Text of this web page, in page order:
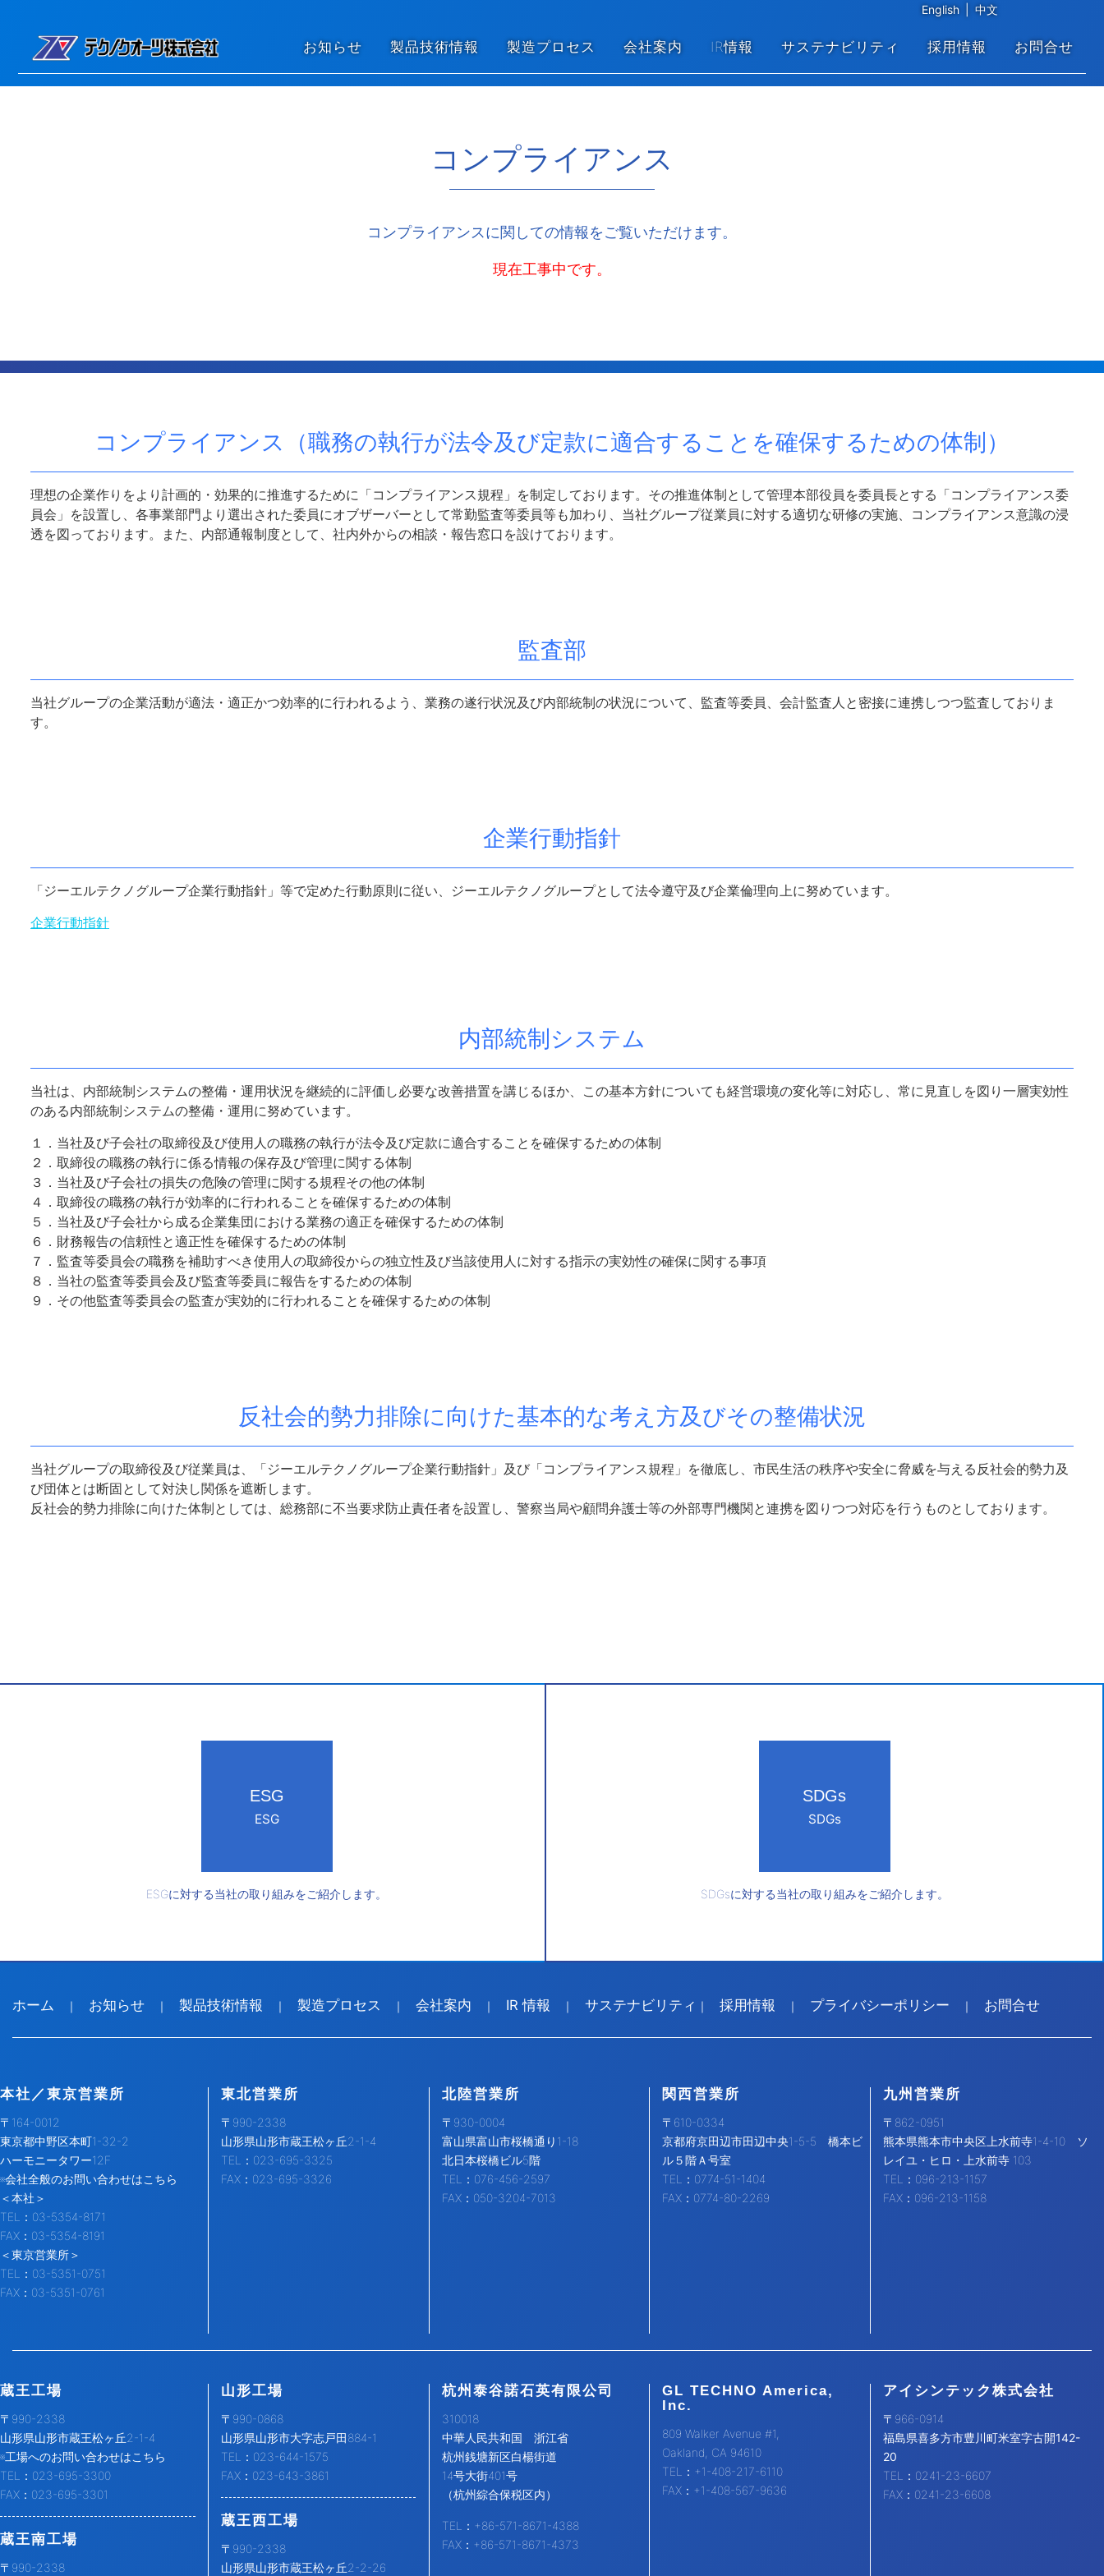
English
中文
お知らせ 製品技術情報 製造プロセス 会社案内 IR情報 サステナビリティ 採用情報 お問合せ
コンプライアンス
コンプライアンスに関しての情報をご覧いただけます。
現在工事中です。
コンプライアンス（職務の執行が法令及び定款に適合することを確保するための体制）
理想の企業作りをより計画的・効果的に推進するために「コンプライアンス規程」を制定しております。その推進体制として管理本部役員を委員長とする「コンプライアンス委
員会」を設置し、各事業部門より選出された委員にオブザーバーとして常勤監査等委員等も加わり、当社グループ従業員に対する適切な研修の実施、コンプライアンス意識の浸
透を図っております。また、内部通報制度として、社内外からの相談・報告窓口を設けております。
監査部
当社グループの企業活動が適法・適正かつ効率的に行われるよう、業務の遂行状況及び内部統制の状況について、監査等委員、会計監査人と密接に連携しつつ監査しておりま
す。
企業行動指針
「ジーエルテクノグループ企業行動指針」等で定めた行動原則に従い、 ジーエルテクノグループとして法令遵守及び企業倫理向上に努めています。
企業行動指針
内部統制システム
当社は、内部統制システムの整備・運用状況を継続的に評価し必要な改善措置を講じるほか、この基本方針についても経営環境の変化等に対応し、常に見直しを図り一層実効性
のある内部統制システムの整備・運用に努めています。
１．当社及び子会社の取締役及び使用人の職務の執行が法令及び定款に適合することを確保するための体制
２．取締役の職務の執行に係る情報の保存及び管理に関する体制
３．当社及び子会社の損失の危険の管理に関する規程その他の体制
４．取締役の職務の執行が効率的に行われることを確保するための体制
５．当社及び子会社から成る企業集団における業務の適正を確保するための体制
６．財務報告の信頼性と適正性を確保するための体制
７．監査等委員会の職務を補助すべき使用人の取締役からの独立性及び当該使用人に対する指示の実効性の確保に関する事項
８．当社の監査等委員会及び監査等委員に報告をするための体制
９．その他監査等委員会の監査が実効的に行われることを確保するための体制
反社会的勢力排除に向けた基本的な考え方及びその整備状況
当社グループの取締役及び従業員は、「ジーエルテクノグループ企業行動指針」及び「コンプライアンス規程」を徹底し、市民生活の秩序や安全に脅威を与える反社会的勢力及
び団体とは断固として対決し関係を遮断します。
反社会的勢力排除に向けた体制としては、総務部に不当要求防止責任者を設置し、警察当局や顧問弁護士等の外部専門機関と連携を図りつつ対応を行うものとしております。
ESG
ESG
ESGに対する当社の取り組みをご紹介します。
SDGs
SDGs
SDGsに対する当社の取り組みをご紹介します。
ホーム ｜ お知らせ ｜ 製品技術情報 ｜ 製造プロセス ｜ 会社案内 ｜ IR 情報 ｜ サステナビリティ ｜ 採用情報 ｜ プライバシーポリシー ｜ お問合せ
本社／東京営業所
〒164-0012
東京都中野区本町1-32-2
ハーモニータワー12F
※会社全般のお問い合わせはこちら
＜本社＞
TEL：03-5354-8171
FAX：03-5354-8191
＜東京営業所＞
TEL：03-5351-0751
FAX：03-5351-0761
東北営業所
〒990-2338
山形県山形市蔵王松ヶ丘2-1-4
TEL：023-695-3325
FAX：023-695-3326
北陸営業所
〒930-0004
富山県富山市桜橋通り1-18
北日本桜橋ビル5階
TEL：076-456-2597
FAX：050-3204-7013
関西営業所
〒610-0334
京都府京田辺市田辺中央1-5-5 橋本ビ
ル５階Ａ号室
TEL：0774-51-1404
FAX：0774-80-2269
九州営業所
〒862-0951
熊本県熊本市中央区上水前寺1-4-10 ソ
レイユ・ヒロ・上水前寺 103
TEL：096-213-1157
FAX：096-213-1158
蔵王工場
〒990-2338
山形県山形市蔵王松ヶ丘2-1-4
※工場へのお問い合わせはこちら
TEL：023-695-3300
FAX：023-695-3301
蔵王南工場
〒990-2338
山形工場
〒990-0868
山形県山形市大字志戸田884-1
TEL：023-644-1575
FAX：023-643-3861
蔵王西工場
〒990-2338
山形県山形市蔵王松ヶ丘2-2-26
杭州泰谷諾石英有限公司
310018
中華人民共和国 浙江省
杭州銭塘新区白楊街道
14号大街401号
（杭州綜合保税区内）
TEL：+86-571-8671-4388
FAX：+86-571-8671-4373
GL TECHNO America,
Inc.
809 Walker Avenue #1,
Oakland, CA 94610
TEL：+1-408-217-6110
FAX：+1-408-567-9636
アイシンテック株式会社
〒966-0914
福島県喜多方市豊川町米室字古開142-
20
TEL：0241-23-6607
FAX：0241-23-6608